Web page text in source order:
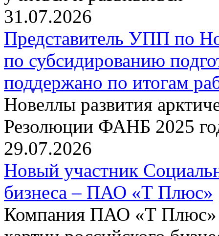
31.07.2026
Представитель УПП по
по субсидированию
поддержано по итогам
Новеллы развития
Резолюции ФАНБ 2025
29.07.2026
Новый участник
бизнеса – ПАО «Т Плюс»
Компания ПАО «Т Плюс»